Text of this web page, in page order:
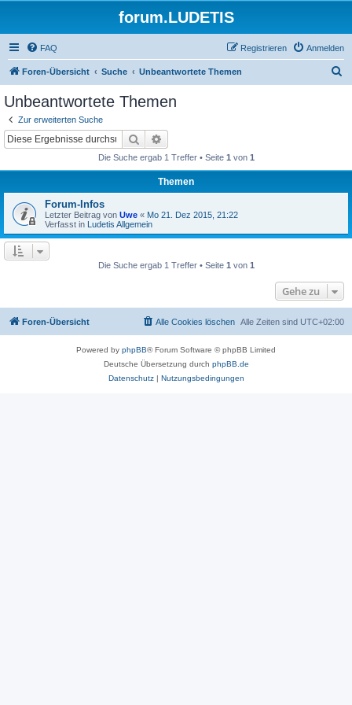
forum.LUDETIS
FAQ Anmelden
Registrieren
Foren-Übersicht Suche Unbeantwortete Themen
Unbeantwortete Themen
Zur erweiterten Suche
Suche
Die Suche ergab 1 Treffer • Seite 1 von 1
Themen
Forum-Infos
Letzter Beitrag von Uwe « Mo 21. Dez 2015, 21:22
Verfasst in Ludetis Allgemein
Die Suche ergab 1 Treffer • Seite 1 von 1
Gehe zu
Foren-Übersicht Alle Zeiten sind UTC+02:00
Alle Cookies löschen
Powered by phpBB® Forum Software © phpBB Limited
Deutsche Übersetzung durch phpBB.de
Datenschutz| Nutzungsbedingungen